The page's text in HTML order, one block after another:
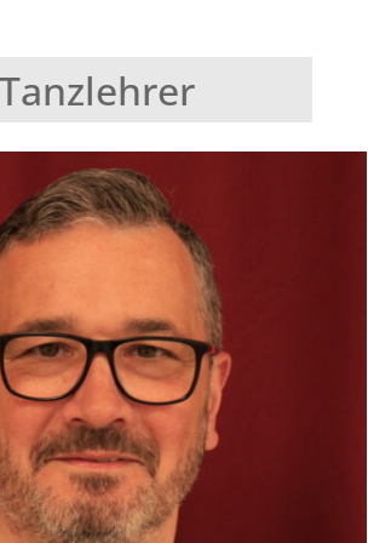
Tanzlehrer